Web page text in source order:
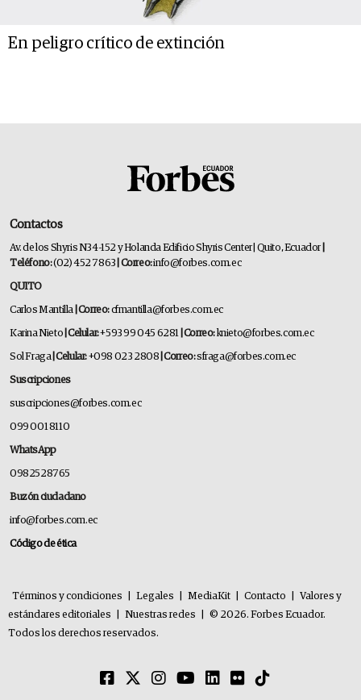
En peligro crítico de extinción
Contactos
Av. de los Shyris N34-152 y Holanda Edificio Shyris Center | Quito, Ecuador
Teléfono:(02) 452 7863 | Correo:info@forbes.com.ec
QUITO
Carlos Mantilla | Correo:cfmantilla@forbes.com.ec
Karina Nieto | Celular:+593 99 045 6281 | Correo:knieto@forbes.com.ec
Sol Fraga| Celular:+098 023 2808 | Correo:sfraga@forbes.com.ec
Suscripciones
suscripciones@forbes.com.ec
099 001 8110
WhatsApp
0982528765
Buzón ciudadano
info@forbes.com.ec
Código de ética
Términos y condiciones Legales MediaKit Contacto
Valores y
estándares editoriales
Nuestras redes
© 2026. Forbes Ecuador.
Todos los derechos reservados.